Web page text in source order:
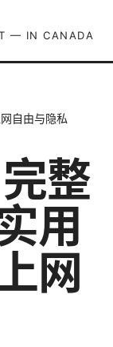
— IN CANADA
自由与隐私
整
用
网